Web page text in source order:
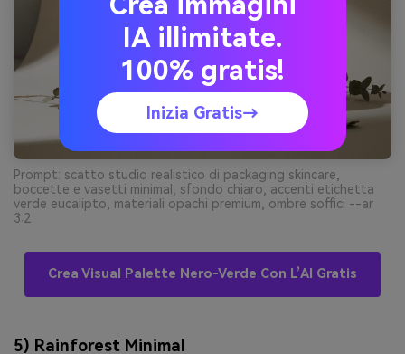
Prompt: scatto studio realistico di packaging skincare,
boccette e vasetti minimal, sfondo chiaro, accenti etichetta
verde eucalipto, materiali opachi premium, ombre soffici --ar
3:2
Crea Visual Palette Nero-Verde Con L’AI Gratis
5) Rainforest Minimal
IA illimitate.
100% gratis!
Inizia Gratis→